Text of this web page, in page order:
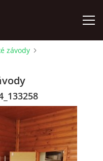
BĚLOU
závody